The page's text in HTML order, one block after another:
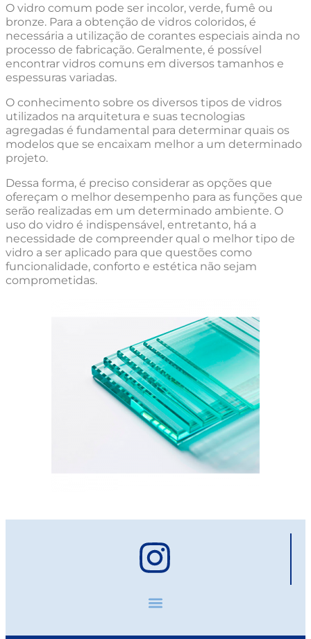
O vidro comum pode ser incolor, verde, fumê ou
bronze. Para a obtenção de vidros coloridos, é
necessária a utilização de corantes especiais ainda no
processo de fabricação. Geralmente, é possível
encontrar vidros comuns em diversos tamanhos e
espessuras variadas.
O conhecimento sobre os diversos tipos de vidros
utilizados na arquitetura e suas tecnologias
agregadas é fundamental para determinar quais os
modelos que se encaixam melhor a um determinado
projeto.
Dessa forma, é preciso considerar as opções que
ofereçam o melhor desempenho para as funções que
serão realizadas em um determinado ambiente. O
uso do vidro é indispensável, entretanto, há a
necessidade de compreender qual o melhor tipo de
vidro a ser aplicado para que questões como
funcionalidade, conforto e estética não sejam
comprometidas.